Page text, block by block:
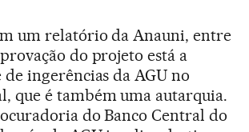
um relatório da Anauni, entre
do projeto está a
ingerências da AGU no
que é também uma autarquia.
do Banco Central do